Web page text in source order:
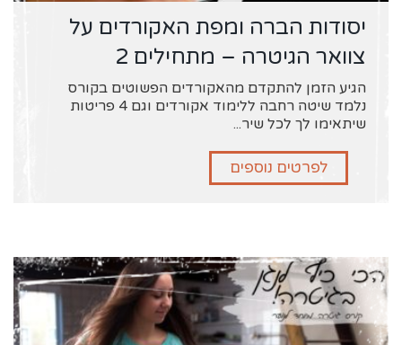
יסודות הברה ומפת האקורדים על
צוואר הגיטרה – מתחילים 2
הגיע הזמן להתקדם מהאקורדים הפשוטים בקורס
נלמד שיטה רחבה ללימוד אקורדים וגם 4 פריטות
שיתאימו לך לכל שיר...
לפרטים נוספים